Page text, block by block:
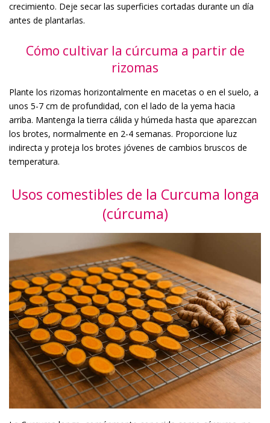
crecimiento. Deje secar las superficies cortadas durante un día
antes de plantarlas.
Cómo cultivar la cúrcuma a partir de
rizomas
Plante los rizomas horizontalmente en macetas o en el suelo, a
unos 5-7 cm de profundidad, con el lado de la yema hacia
arriba. Mantenga la tierra cálida y húmeda hasta que aparezcan
los brotes, normalmente en 2-4 semanas. Proporcione luz
indirecta y proteja los brotes jóvenes de cambios bruscos de
temperatura.
Usos comestibles de la Curcuma longa
(cúrcuma)